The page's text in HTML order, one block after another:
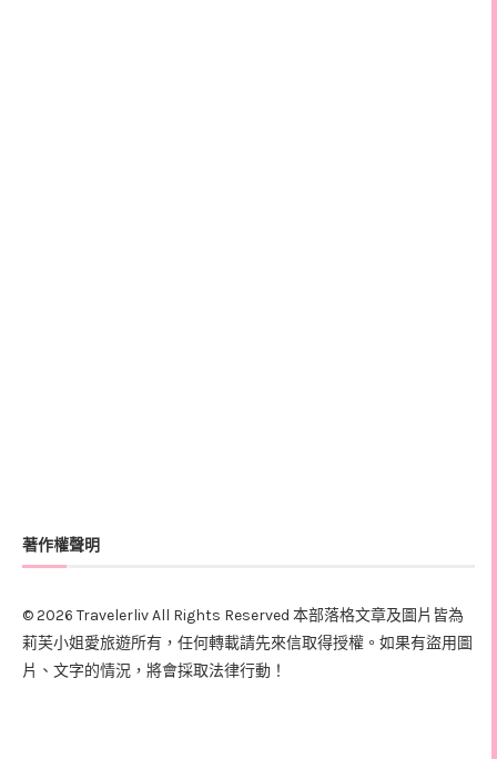
著作權聲明
© 2026 Travelerliv All Rights Reserved 本部落格文章及圖片皆為
莉芙小姐愛旅遊所有，任何轉載請先來信取得授權。如果有盜用圖
片、文字的情況，將會採取法律行動！